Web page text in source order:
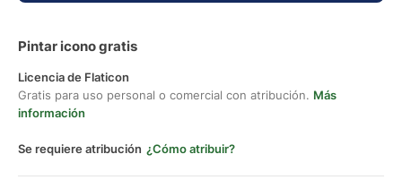
Pintar icono gratis
Licencia de Flaticon
Gratis para uso personal o comercial con atribución. Más
información
Se requiere atribución ¿Cómo atribuir?